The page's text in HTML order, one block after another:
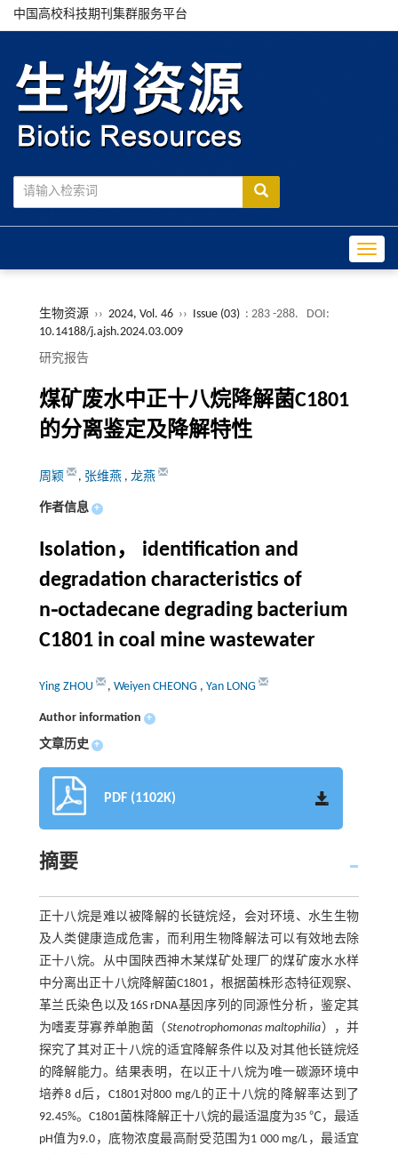
中国高校科技期刊集群服务平台
生物资源 ›› 2024, Vol. 46 ›› Issue (03) : 283 -288.
DOI:
10.14188/j.ajsh.2024.03.009
研究报告
煤矿废水中正十八烷降解菌C1801
的分离鉴定及降解特性
周颖 , 张维燕 , 龙燕
作者信息 +
Isolation， identification and
degradation characteristics of
n⁃octadecane degrading bacterium
C1801 in coal mine wastewater
Ying ZHOU , Weiyen CHEONG , Yan LONG
Author information +
文章历史 +
PDF (1102K)
摘要
正十八烷是难以被降解的长链烷烃，会对环境、水生生物
及人类健康造成危害，而利用生物降解法可以有效地去除
正十八烷。从中国陕西神木某煤矿处理厂的煤矿废水水样
中分离出正十八烷降解菌C1801，根据菌株形态特征观察、
革兰氏染色以及16S rDNA基因序列的同源性分析，鉴定其
为嗜麦芽寡养单胞菌（Stenotrophomonas maltophilia），并
探究了其对正十八烷的适宜降解条件以及对其他长链烷烃
的降解能力。结果表明，在以正十八烷为唯一碳源环境中
培养8 d后，C1801对800 mg/L的正十八烷的降解率达到了
92.45%。C1801菌株降解正十八烷的最适温度为35 ℃，最适
pH值为9.0，底物浓度最高耐受范围为1 000 mg/L，最适宜